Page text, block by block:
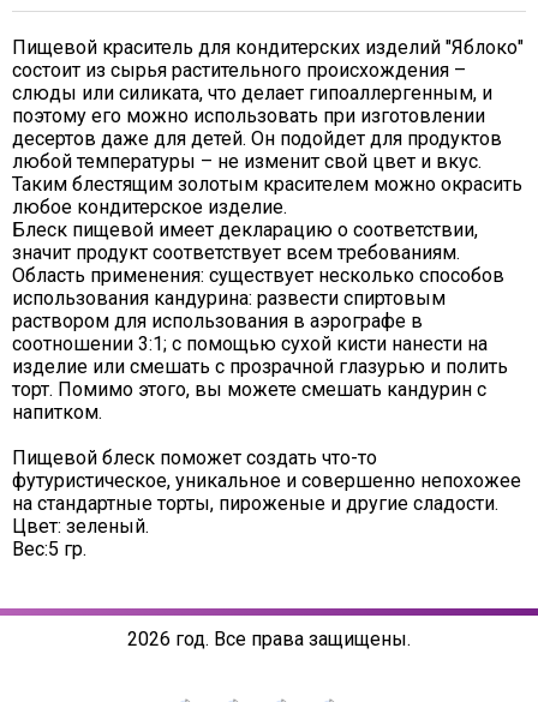
Пищевой краситель для кондитерских изделий "Яблоко"
состоит из сырья растительного происхождения –
слюды или силиката, что делает гипоаллергенным, и
поэтому его можно использовать при изготовлении
десертов даже для детей. Он подойдет для продуктов
любой температуры – не изменит свой цвет и вкус.
Таким блестящим золотым красителем можно окрасить
любое кондитерское изделие.
Блеск пищевой имеет декларацию о соответствии,
значит продукт соответствует всем требованиям.
Область применения: существует несколько способов
использования кандурина: развести спиртовым
раствором для использования в аэрографе в
соотношении 3:1; с помощью сухой кисти нанести на
изделие или смешать с прозрачной глазурью и полить
торт. Помимо этого, вы можете смешать кандурин с
напитком.
Пищевой блеск поможет создать что-то
футуристическое, уникальное и совершенно непохожее
на стандартные торты, пироженые и другие сладости.
Цвет: зеленый.
Вес:5 гр.
2026 год. Все права защищены.